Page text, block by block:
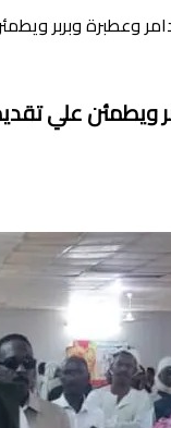
وعطبرة وبربر
ويطمئن علي